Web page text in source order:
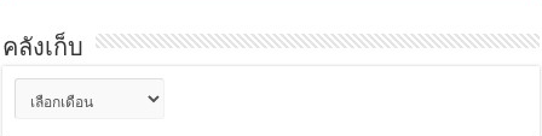
คลังเก็บ
คลัง
เก็บ